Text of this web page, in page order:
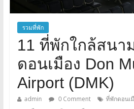
รวมที่พัก
11 ที่พักใกล้สนา
ดอนเมือง Don
Airport (DMK)
admin 0 Comment ที่พักดอนเ